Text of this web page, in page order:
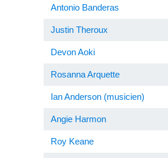
Antonio Banderas
Justin Theroux
Devon Aoki
Rosanna Arquette
Ian Anderson (musicien)
Angie Harmon
Roy Keane